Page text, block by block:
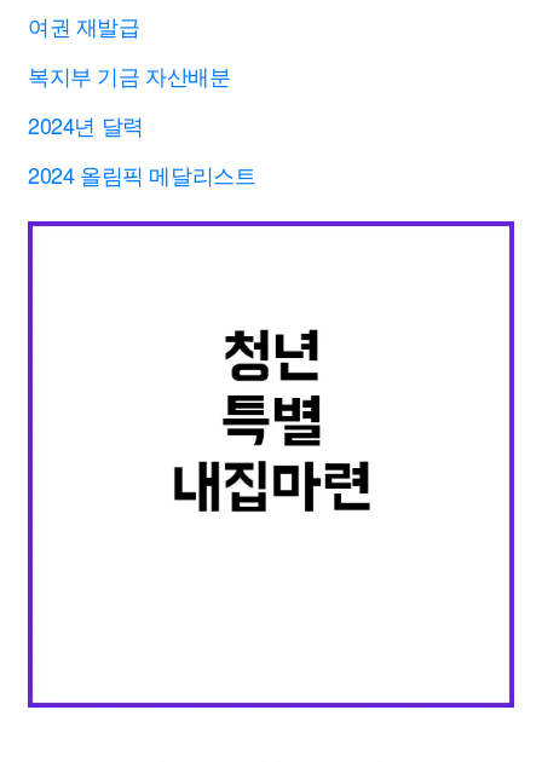
여권 재발급
복지부 기금 자산배분
2024년 달력
2024 올림픽 메달리스트